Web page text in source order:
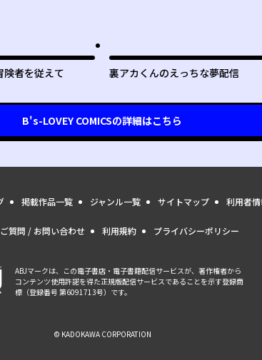
険者を従えて 裏アカくんのえっちな夢配信
B's-LOVEY COMICSの詳細はこちら
掲載作品一覧 ジャンル一覧 サイトマップ 利用者
質問 / お問い合わせ 利用規約 プライバシーポリシー
ABJマークは、この電子書店・電子書籍配信サービスが、著作権者から
コンテンツ使用許諾を得た正規版配信サービスであることを示す登録商
標（登録番号 第6091713号）です。
© KADOKAWA CORPORATION